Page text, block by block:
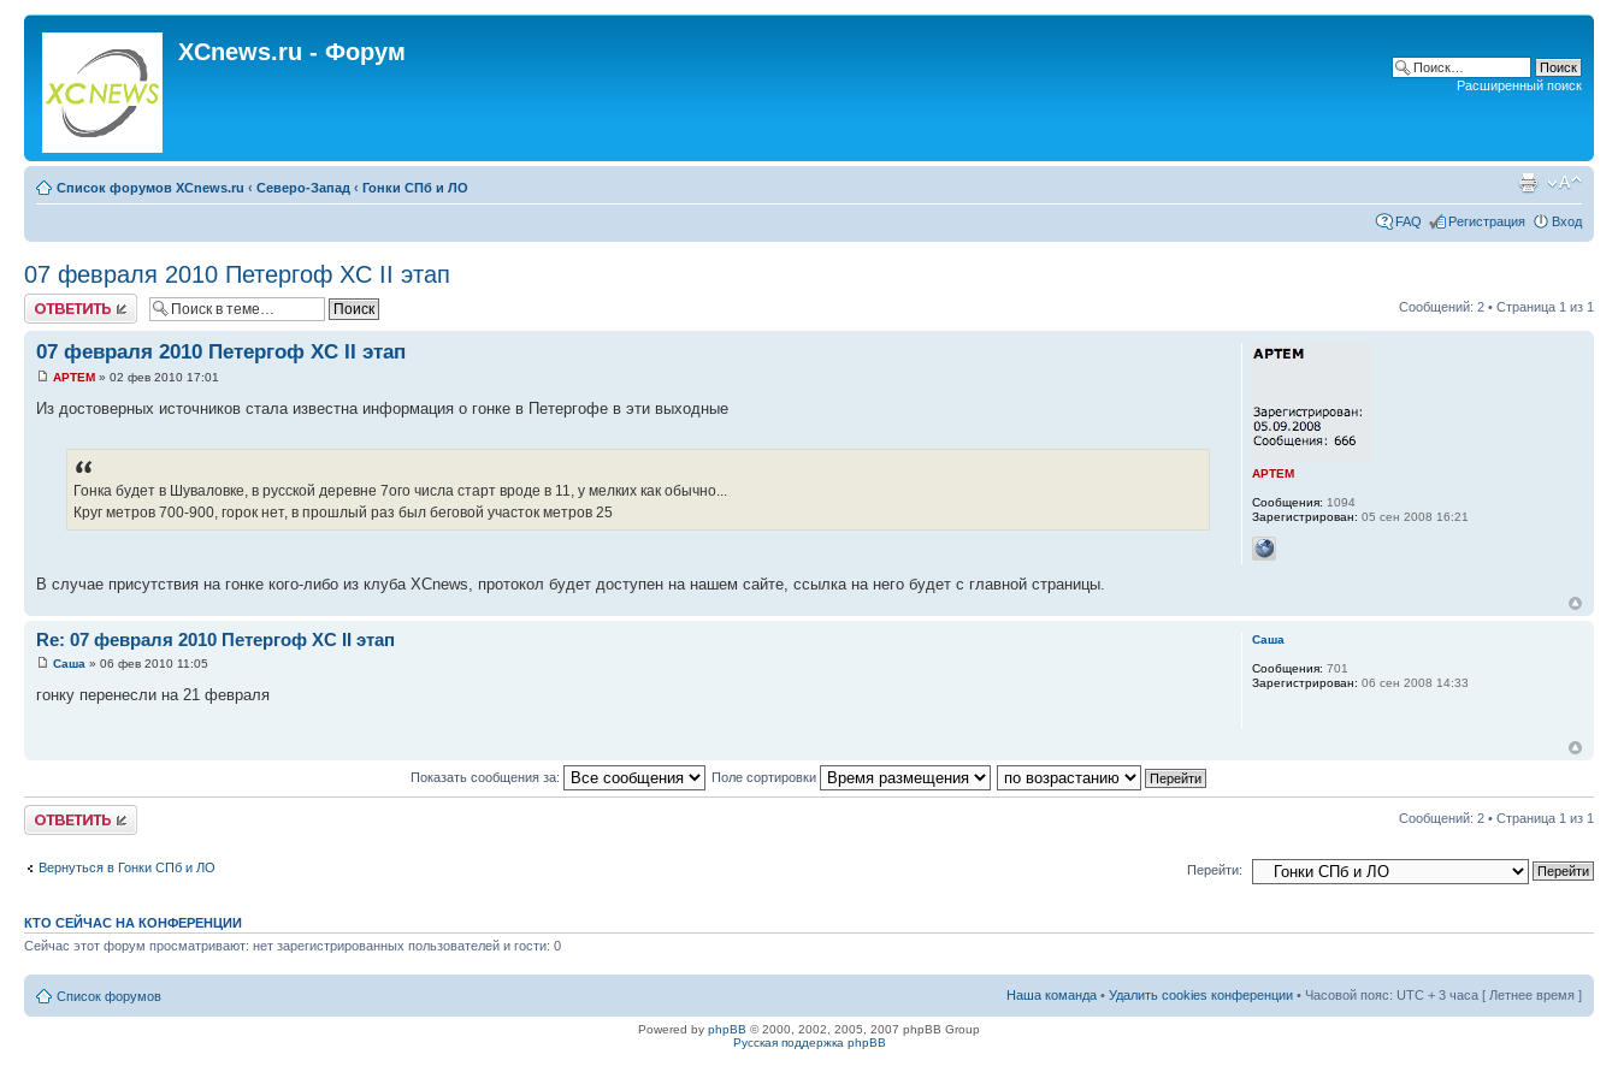
XCnews.ru - Форум
Расширенный поиск
Список форумов XCnews.ru ‹ Северо-Запад ‹ Гонки СПб и ЛО
FAQ Регистрация Вход
07 февраля 2010 Петергоф XC II этап
Ответить Сообщений: 2 • Страница 1 из 1
07 февраля 2010 Петергоф XC II этап
APTEM » 02 фев 2010 17:01
Из достоверных источников стала известна информация о гонке в Петергофе в эти выходные
Гонка будет в Шуваловке, в русской деревне 7ого числа старт вроде в 11, у мелких как обычно...
Круг метров 700-900, горок нет, в прошлый раз был беговой участок метров 25
В случае присутствия на гонке кого-либо из клуба XCnews, протокол будет доступен на нашем сайте, ссылка на него будет с главной страницы.
APTEM
Сообщения: 1094
Зарегистрирован: 05 сен 2008 16:21
Re: 07 февраля 2010 Петергоф XC II этап
Саша » 06 фев 2010 11:05
гонку перенесли на 21 февраля
Саша
Сообщения: 701
Зарегистрирован: 06 сен 2008 14:33
Показать сообщения за: Поле сортировки
Ответить Сообщений: 2 • Страница 1 из 1
Вернуться в Гонки СПб и ЛО Перейти:
КТО СЕЙЧАС НА КОНФЕРЕНЦИИ
Сейчас этот форум просматривают: нет зарегистрированных пользователей и гости: 0
Список форумов Наша команда • Удалить cookies конференции • Часовой пояс: UTC + 3 часа [ Летнее время ]
Powered by phpBB © 2000, 2002, 2005, 2007 phpBB Group
Русская поддержка phpBB